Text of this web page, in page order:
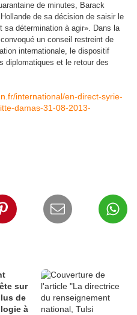
de minutes, Barack
de sa décision de saisir le
sa détermination à agir». Dans la
un conseil restreint de
internationale, le dispositif
diplomatiques et le retour des
international/en-direct-syrie-
damas-31-08-2013-
sur
de
à